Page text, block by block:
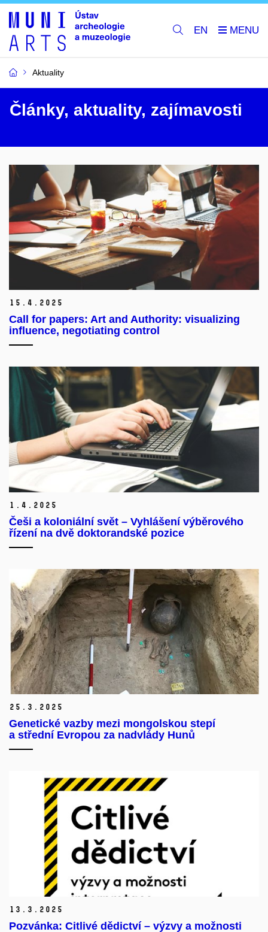
EN
Aktuality
Články, aktuality, zajímavosti
15. 4. 2025
Call for papers: Art and Authority: visualizing
influence, negotiating control
1. 4. 2025
Češi a koloniální svět – Vyhlášení výběrového
řízení na dvě doktorandské pozice
25. 3. 2025
Genetické vazby mezi mongolskou stepí
a střední Evropou za nadvlády Hunů
13. 3. 2025
Pozvánka: Citlivé dědictví – výzvy a možnosti